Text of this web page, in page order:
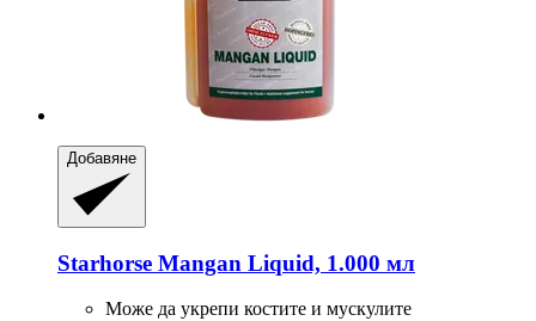
Добавяне
Starhorse Mangan Liquid, 1.000 мл
Може да укрепи костите и мускулите